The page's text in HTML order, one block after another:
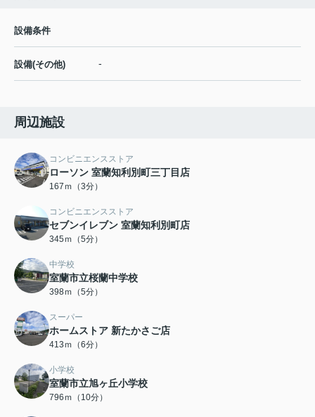
設備条件
設備(その他) -
周辺施設
コンビニエンスストア
ローソン 室蘭知利別町三丁目店
167ｍ（3分）
コンビニエンスストア
セブンイレブン 室蘭知利別町店
345ｍ（5分）
中学校
室蘭市立桜蘭中学校
398ｍ（5分）
スーパー
ホームストア 新たかさご店
413ｍ（6分）
小学校
室蘭市立旭ヶ丘小学校
796ｍ（10分）